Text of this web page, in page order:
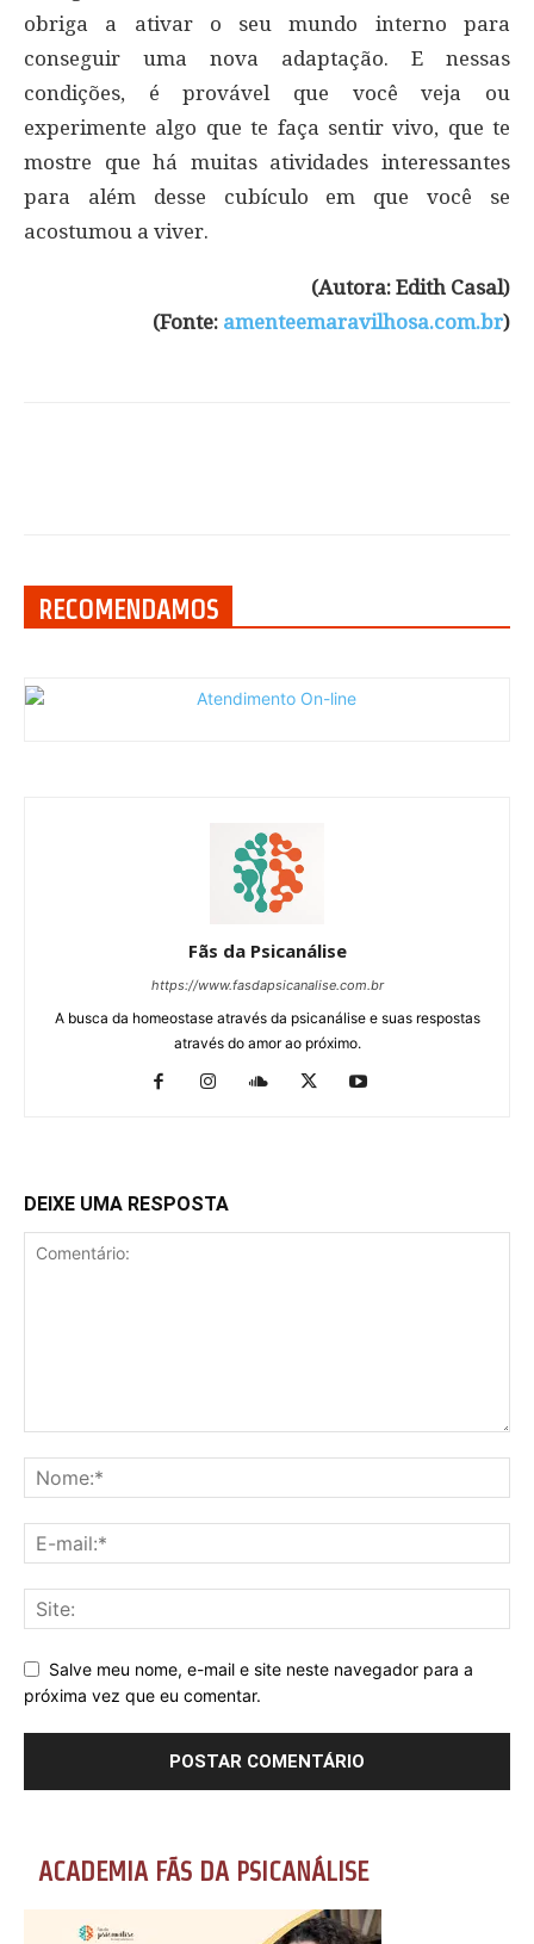
obriga a ativar o seu mundo interno para
conseguir uma nova adaptação. E nessas
condições, é provável que você veja ou
experimente algo que te faça sentir vivo, que te
mostre que há muitas atividades interessantes
para além desse cubículo em que você se
acostumou a viver.
(Autora: Edith Casal)
(Fonte: amenteemaravilhosa.com.br)
RECOMENDAMOS
Fãs da Psicanálise
https://www.fasdapsicanalise.com.br
A busca da homeostase através da psicanálise e suas respostas
através do amor ao próximo.
DEIXE UMA RESPOSTA
Salve meu nome, e-mail e site neste navegador para a
próxima vez que eu comentar.
ACADEMIA FÃS DA PSICANÁLISE